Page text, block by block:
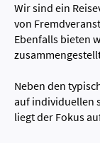
Wir sind ein
von
Ebenfalls bieten
Neben den
auf individuellen
liegt der Fokus